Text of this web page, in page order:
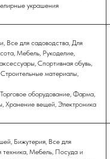
украшения
Все для садоводства, Для
Мебель, Рукоделие,
Спортивная обувь,
материалы,
оборудование, Фарма,
Хранение вещей, Электроника
Бижутерия, Все для
техника, Мебель, Посуда и